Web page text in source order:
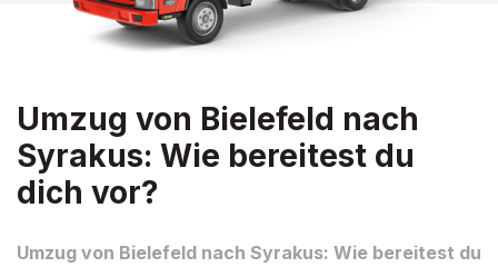
Umzug von Bielefeld nach
Syrakus: Wie bereitest du
dich vor?
Umzug von Bielefeld nach Syrakus: Wie bereitest du